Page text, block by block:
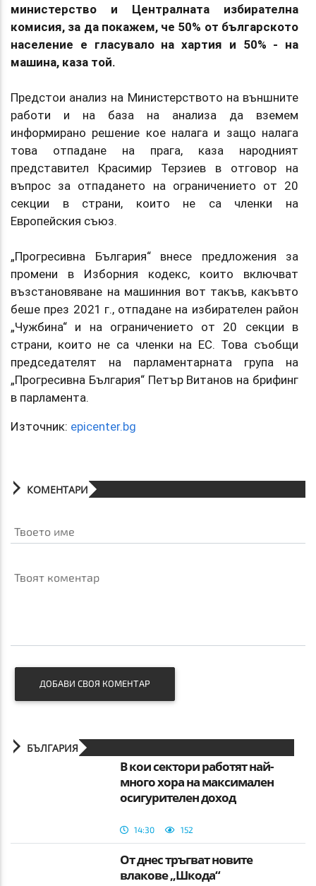
министерство и Централната избирателна
комисия, за да покажем, че 50% от българското
население е гласувало на хартия и 50% - на
машина, каза той.
Предстои анализ на Министерството на външните
работи и на база на анализа да вземем
информирано решение кое налага и защо налага
това отпадане на прага, каза народният
представител Красимир Терзиев в отговор на
въпрос за отпадането на ограничението от 20
секции в страни, които не са членки на
Европейския съюз.
„Прогресивна България“ внесе предложения за
промени в Изборния кодекс, които включват
възстановяване на машинния вот такъв, какъвто
беше през 2021 г., отпадане на избирателен район
„Чужбина“ и на ограничението от 20 секции в
страни, които не са членки на ЕС. Това съобщи
председателят на парламентарната група на
„Прогресивна България“ Петър Витанов на брифинг
в парламента.
Източник: epicenter.bg
КОМЕНТАРИ
Твоето име
Твоят коментар
ДОБАВИ СВОЯ КОМЕНТАР
БЪЛГАРИЯ
В кои сектори работят най-
много хора на максимален
осигурителен доход
14:30 152
От днес тръгват новите
влакове „Шкода“